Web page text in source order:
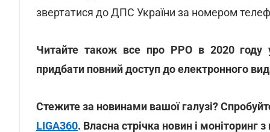
звертатися до ДПС України за номером
Читайте також все про РРО в 2020
придбати повний доступ до електронного
Стежите за новинами вашої галузі?
LIGA360. Власна стрічка новин і моніторинг